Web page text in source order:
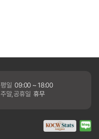
평일 09:00 ~ 18:00
주말,공휴일 휴무